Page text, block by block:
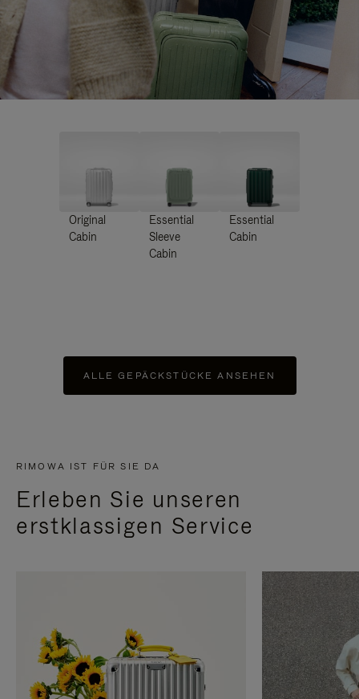
Original
Cabin
Essential
Sleeve
Cabin
Essential
Cabin
ALLE GEPÄCKSTÜCKE ANSEHEN
RIMOWA IST FÜR SIE DA
Erleben Sie unseren
erstklassigen Service